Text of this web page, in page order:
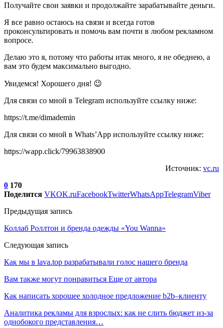
Получайте свои заявки и продолжайте зарабатывайте деньги.
Я все равно остаюсь на связи и всегда готов
проконсультировать и помочь вам почти в любом рекламном
вопросе.
Делаю это я, потому что работы итак много, я не обеднею, а
вам это будем максимально выгодно.
Увидемся! Хорошего дня! 😉
Для связи со мной в Telegram используйте ссылку ниже:
https://t.me/dimademin
Для связи со мной в Whats’App используйте ссылку ниже:
https://wapp.click/79963838900
Источник: vc.ru
0 170
Поделится VKOK.ruFacebookTwitterWhatsAppTelegramViber
Предыдущая запись
Коллаб Роллтон и бренда одежды «You Wanna»
Следующая запись
Как мы в lava.top разрабатывали голос нашего бренда
Вам также могут понравиться Еще от автора
Как написать хорошее холодное предложение b2b–клиенту
Аналитика рекламы для взрослых: как не слить бюджет из-за
однобокого представления…